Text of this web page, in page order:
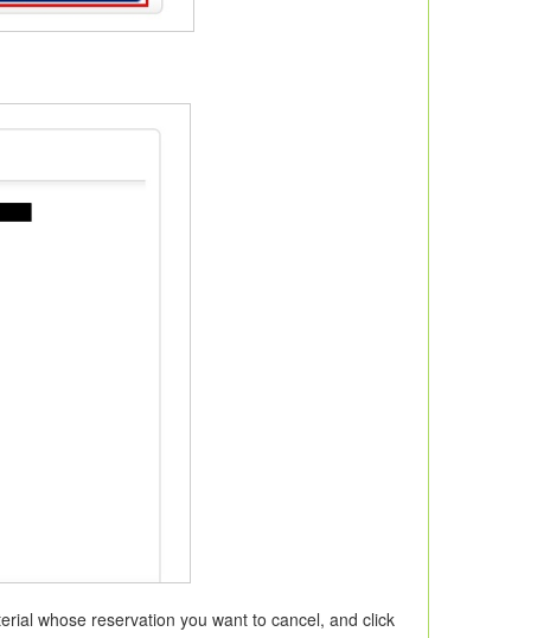
whose reservation you want to cancel, and click